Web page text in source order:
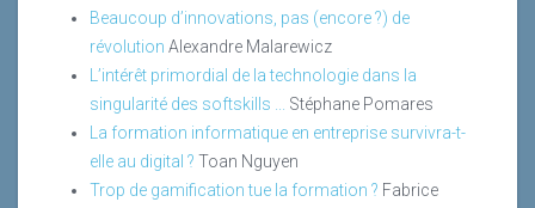
Beaucoup d’innovations, pas (encore ?) de
révolution Alexandre Malarewicz
L’intérêt primordial de la technologie dans la
singularité des softskills ...
Stéphane Pomares
La formation informatique en entreprise survivra-t-
elle au digital ? Toan Nguyen
Trop de gamification tue la formation ? Fabrice